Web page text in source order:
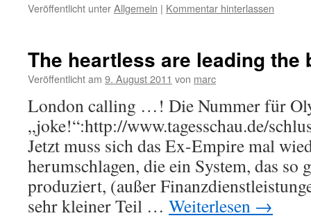
Veröffentlicht unterAllgemein | Kommentar hinterlassen
The heartless are leading the
Veröffentlicht am 9. August 2011 von marc
London calling …! Die Nummer für
„joke!“:http://www.tagesschau.de/
Jetzt muss sich das Ex-Empire mal
herumschlagen, die ein System, das so
produziert, (außer
sehr kleiner Teil … Weiterlesen →